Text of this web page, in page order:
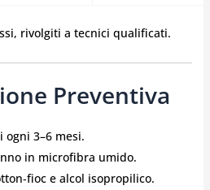
rivolgiti a tecnici qualificati.
Preventiva
ogni 3–6 mesi.
in microfibra umido.
e alcol isopropilico.